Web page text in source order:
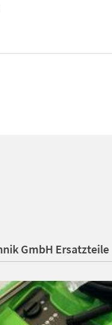
- Heißwasser + 190 bar
GmbH Ersatzteile